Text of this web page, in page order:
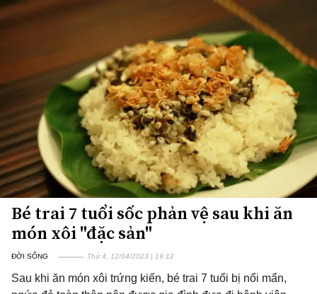
Bé trai 7 tuổi sốc phản vệ sau khi ăn
món xôi "đặc sản"
ĐỜI SỐNG Thứ 4, 12/04/2023 | 19:12
Sau khi ăn món xôi trứng kiến, bé trai 7 tuổi bị nổi mẩn,